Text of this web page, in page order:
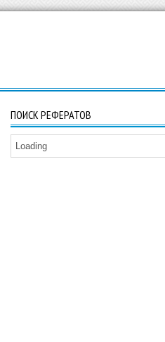
ПОИСК РЕФЕРАТОВ
Loading